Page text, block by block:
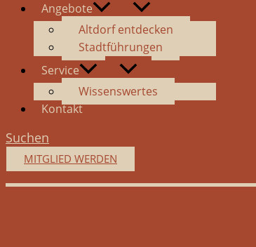
Angebote
Altdorf entdecken
Stadtführungen
Service
Wissenswertes
Kontakt
Suchen
MITGLIED WERDEN